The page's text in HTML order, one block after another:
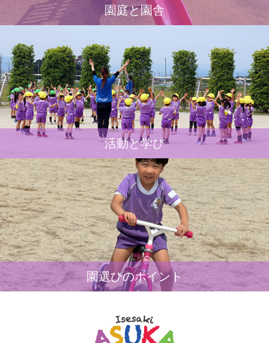
園庭と園舎
活動と学び
園選びのポイント